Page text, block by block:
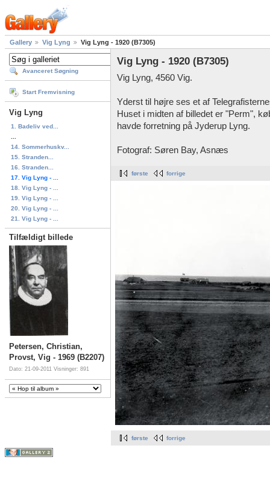
Gallery Vig Lyng Vig Lyng - 1920 (B7305)
Avanceret Søgning
Start Fremvisning
Vig Lyng
1. Badeliv ved...
14. Sommerhuskv...
15. Stranden...
16. Stranden...
17. Vig Lyng - ...
18. Vig Lyng - ...
19. Vig Lyng - ...
20. Vig Lyng - ...
21. Vig Lyng - ...
Tilfældigt billede
Petersen, Christian,
Provst, Vig - 1969 (B2207)
Dato: 21-09-2011 Visninger: 891
Vig Lyng - 1920 (B7305)
Vig Lyng, 4560 Vig.
Yderst til højre ses et af
Huset i midten af billedet er "Perm",
havde forretning på Jyderup Lyng.
Fotograf: Søren Bay, Asnæs
første forrige
første forrige